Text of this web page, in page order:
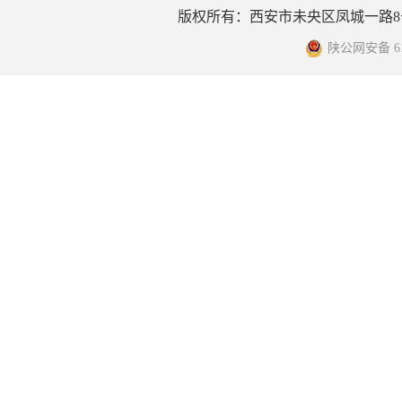
版权所有：西安市未央区凤城一路
陕公网安备